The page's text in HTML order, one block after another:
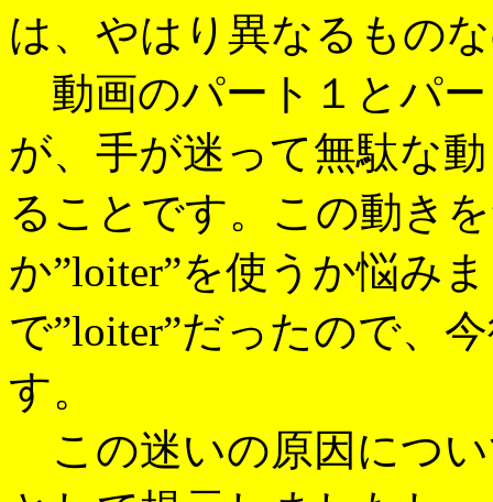
は、やはり異なるもの
動画のパート１とパ
が、手が迷って無駄な
ることです。この動きを
か”loiter”を使うか悩み
で”loiter”だったので、
す。
この迷いの原因につ